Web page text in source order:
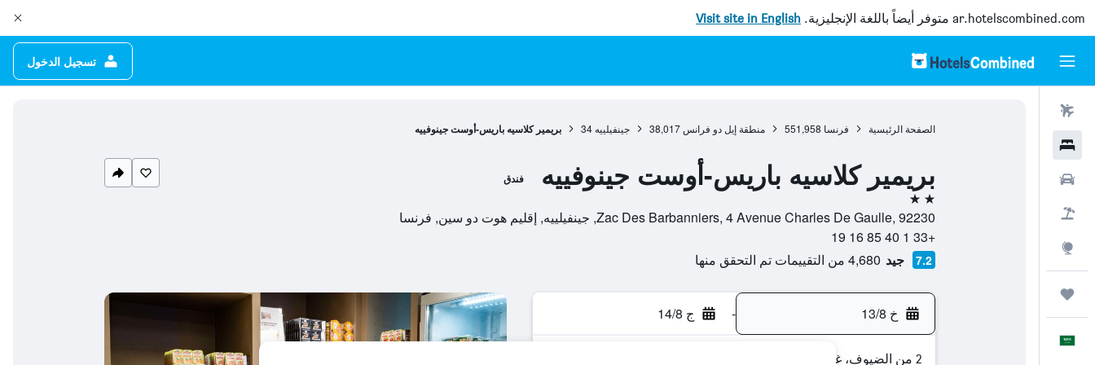
ar.hotelscombined.com متوفر أيضاً باللغة الإنجليزية. Visit site in English
تسجيل الدخول
الصفحة الرئيسية فرنسا 551,958 منطقة إيل دو فرانس 38,017 جينفيلييه 34 بريمير كلاسيه باريس-أوست جينوفييه
بريمير كلاسيه باريس-أوست جينوفييه فندق
2 نجمتين
Zac Des Barbanniers, 4 Avenue Charles De Gaulle, 92230, جينفيلييه, إقليم هوت دو سين, فرنسا
+33 1 40 85 16 19
7.2 جيد 4,680 من التقييمات تم التحقق منها
خ 13/8 - ج 14/8
2 من الضيوف، غرفة واحدة